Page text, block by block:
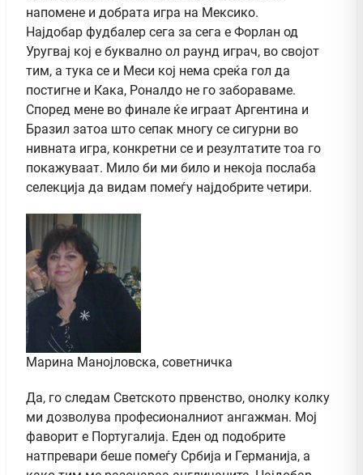
напомене и добрата игра на Мексико.
Најдобар фудбалер сега за сега е Форлан од
Уругвај кој е буквално ол раунд играч, во својот
тим, а тука се и Меси кој нема среќа гол да
постигне и Кака, Роналдо не го забораваме.
Според мене во финале ќе играат Аргентина и
Бразил затоа што сепак многу се сигурни во
нивната игра, конкретни се и резултатите тоа го
покажуваат. Мило би ми било и некоја послаба
селекција да видам помеѓу најдобрите четири.
Марина Манојловска, советничка
Да, го следам Светското првенство, онолку колку
ми дозволува професионалниот ангажман. Мој
фаворит е Португалија. Еден од подобрите
натпревари беше помеѓу Србија и Германија, а